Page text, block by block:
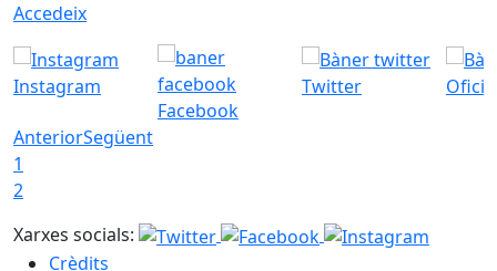
Accedeix
Instagram
Facebook
Twitter
AnteriorSegüent
1
2
Xarxes socials:
Crèdits